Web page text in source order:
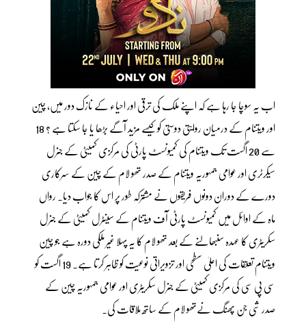
اب یہ سوچا جا رہا ہے کہ اپنے ملک کی ترقی اور احیاء کے نازک دور میں، چین
اور ویتنام کے درمیان روایتی دوستی کو کیسے مزید آگے بڑھا یا جا سکتا ہے ؟ 18
سے 20 اگست تک ویتنام کی کمیونسٹ پارٹی کی مرکزی کمیٹی کے جنرل
سیکرٹری اور عوامی جمہوریہ ویتنام کے صدر تھو لام کے چین کے سرکاری
دورے کے دوران دونوں فریقوں نے مشترکہ طور پر اس کا جواب دیا۔ رواں
ماہ کے اوائل میں کمیونسٹ پارٹی آف ویتنام کے سینٹرل کمیٹی کے جنرل
سکریٹری کا عہدہ سنبھالنے کے بعد تھو لام کا یہ پہلا غیر ملکی دورہ ہے جو چین
ویتنام تعلقات کی اعلیٰ سطحی اور تزویراتی نوعیت کو ظاہر کرتا ہے۔ 19 اگست کو
سی پی سی کی مرکزی کمیٹی کے جنرل سکریٹری اور عوامی جمہوریہ چین کے
صدر شی جن پھنگ نےتھو لام کے ساتھ ملاقات کی۔